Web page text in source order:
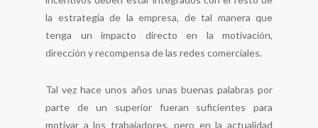
la estrategia de la empresa, de tal manera que
tenga un impacto directo en la motivación,
dirección y recompensa de las redes comerciales.
Tal vez hace unos años unas buenas palabras por
parte de un superior fueran suficientes para
motivar a los trabajadores, pero en la actualidad